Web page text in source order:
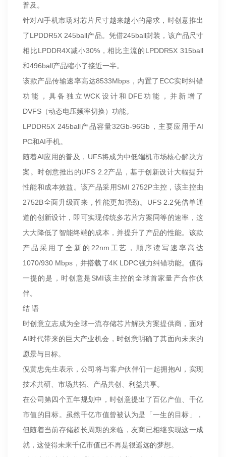
普及。
针对AI手机市场对芯片尺寸越来越小的需求，时创意推出
了LPDDR5X 245ball产品。凭借245ball封装，该产品尺寸
相比LPDDR4X减小30%，相比主流的LPDDR5X 315ball
和496ball产品缩小了接近一半。
该款产品传输速率高达8533Mbps，内置了ECC实时纠错
功能，具备独立WCK设计和DFE功能，并新增了
DVFS（动态电压频率切换）功能。
LPDDR5X 245ball产品容量32Gb-96Gb，主要应用于AI
PC和AI手机。
随着AI应用的普及，UFS将成为中低端机市场核心解决方
案。时创意推出的UFS 2.2产品，基于创新设计大幅提升
性能和成本效益。该产品采用SMI 2752P主控，该主控由
2752B全面升级而来，性能更加强劲。UFS 2.2凭借单通
道的创新设计，即可实现传统多芯片方案同等的速率，这
大大降低了智能终端的成本，并提升了产品的性能。该款
产品采用了全新的22nm工艺，顺序读写速率高达
1070/930 Mbps，并搭载了4K LDPC强力纠错功能。值得
一提的是，时创意是SMI该主控的全球首家量产合作伙
伴。
结 语
时创意立志成为全球一流存储芯片解决方案提供商，面对
AI时代带来的巨大产业机会，时创意明确了其面向未来的
愿景与目标。
倪黄忠先生表示，公司将与客户伙伴们一起拥抱AI，实现
技术共研、市场共拓、产品共创、利益共享。
在公司第四个五年规划中，时创意提出了百亿产值、千亿
市值的目标。虽然千亿市值曾被认为是「一生的目标」，
但随着当前存储超长周期的来临，友商已相继实现这一成
就，这使得未来千亿市值已不再是很遥远的梦想。